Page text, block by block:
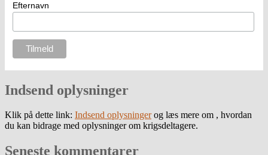
Efternavn
Indsend oplysninger
Klik på dette link: Indsend oplysningerog læs mere om , hvordan
du kan bidrage med oplysninger om krigsdeltagere.
Seneste kommentarer